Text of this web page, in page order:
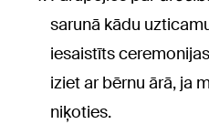
sarunā kādu
iesaistīts
iziet ar bērnu ārā, ja
niķoties.